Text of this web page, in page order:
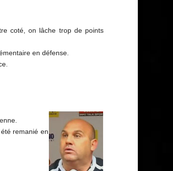
coté, on lâche trop de points
en défense.
remanié en